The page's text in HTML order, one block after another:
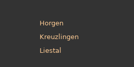
Horgen
Kreuzlingen
Liestal